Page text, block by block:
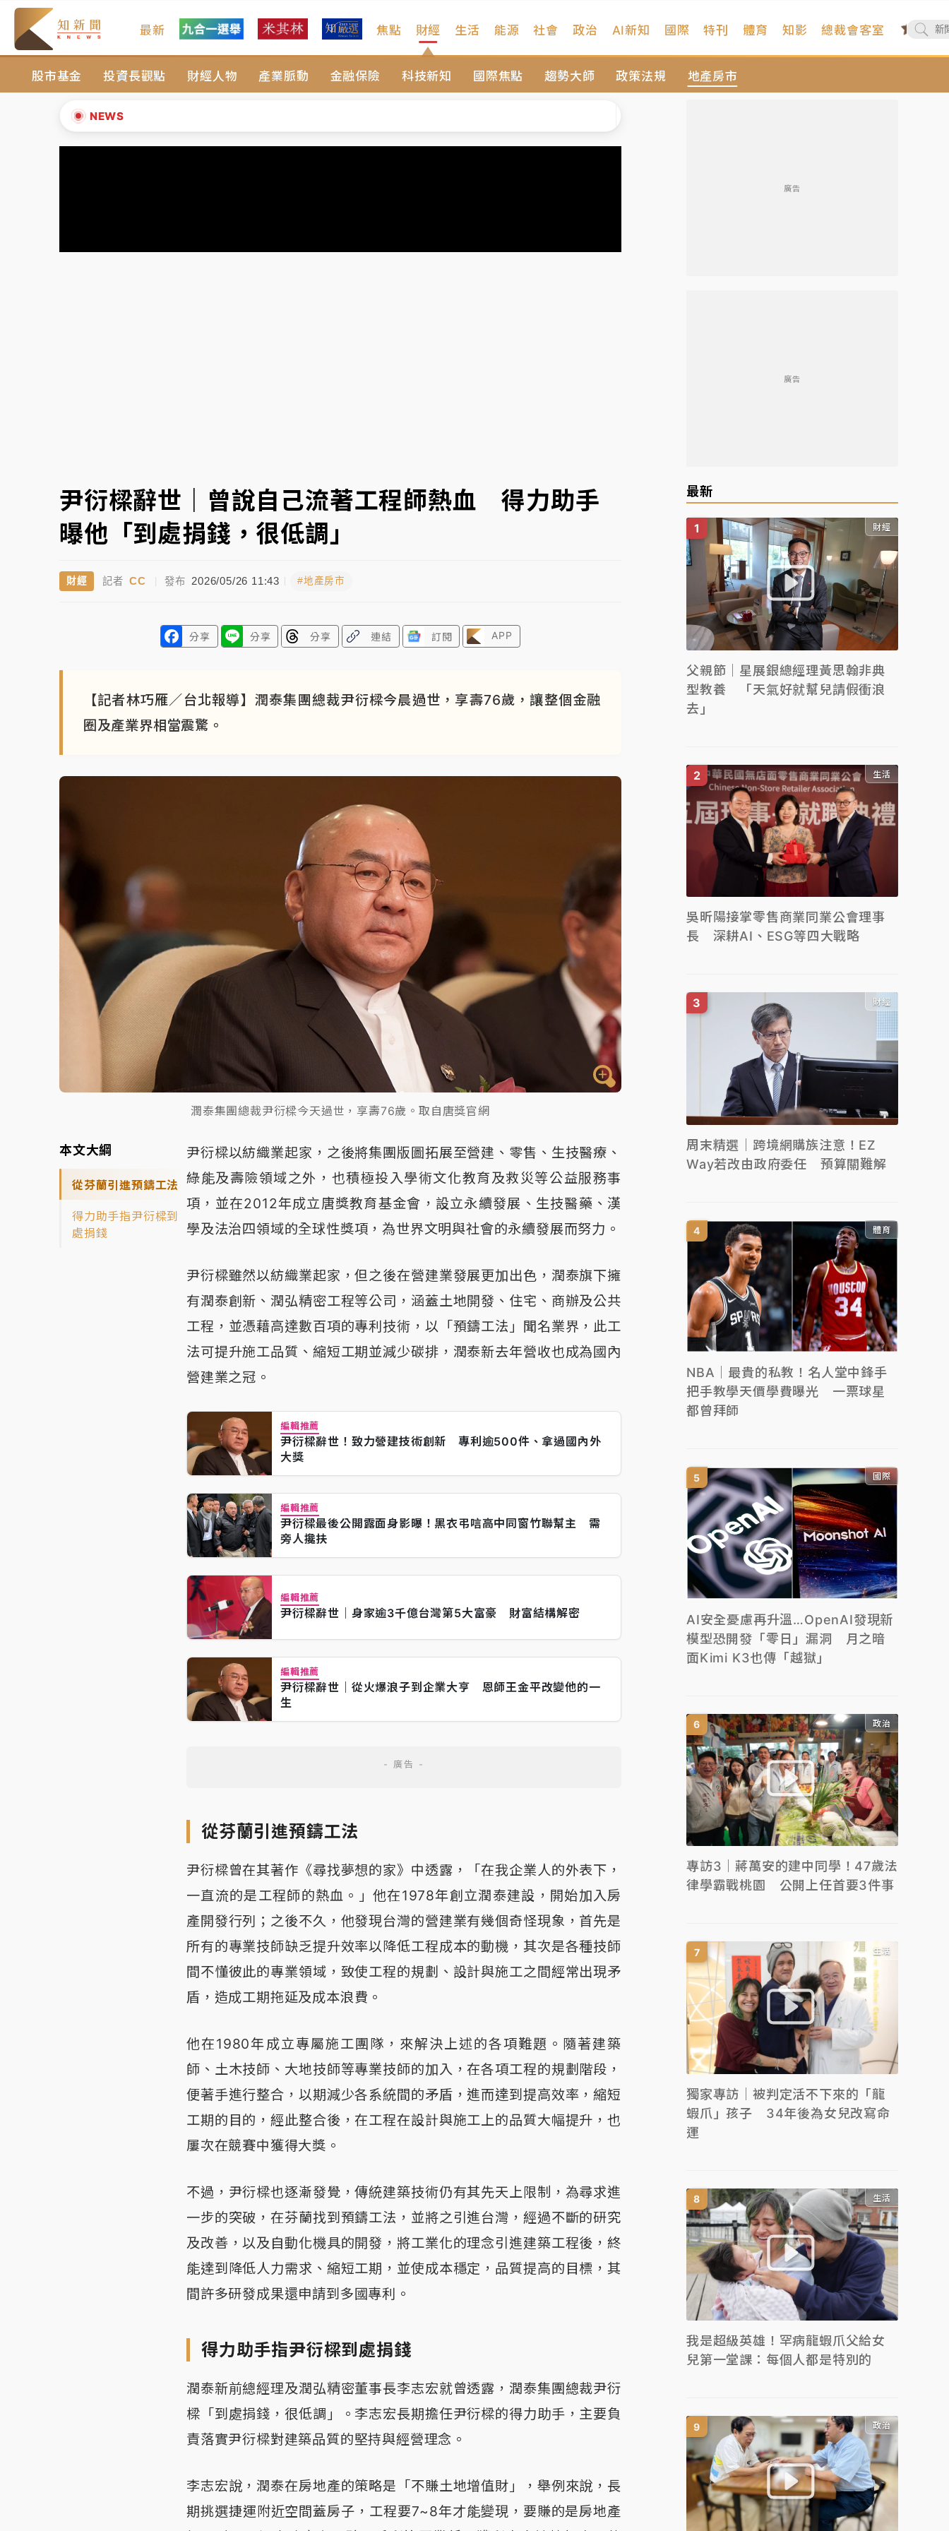
最新 焦點 財經
股市基金 投資長觀點 財經人物 產業脈動 金融保險 科技新知 國際焦點 趨勢大師 政策法規 地產房市
生活 能源 社會 政治 AI新知 國際 特刊 體育 知影 總裁會客室
NEWS
中颱白海豚環流掠北海！今明防劇烈降雨 東部高溫飆38度
周末精選｜
本周爆款短影音｜ 柯文哲帶電子手鐶拄拐杖現身／周玉蔻蔡玉真開撕爆料
尹衍樑辭世｜曾說自己流著工程師熱血 得力助手
曝他「到處捐錢，很低調」
財經 記者 CC 發布 2026/05/26 11:43 #地產房市
分享 分享 分享 連結 訂閱 APP
【記者林巧雁／台北報導】潤泰集團總裁尹衍樑今晨過世，享壽76歲，讓整個金融
圈及產業界相當震驚。
潤泰集團總裁尹衍樑今天過世，享壽76歲。取自唐獎官網
本文大綱
從芬蘭引進預鑄工法
得力助手指尹衍樑到
處捐錢
尹衍樑以紡織業起家，之後將集團版圖拓展至營建、零售、生技醫療、
綠能及壽險領域之外，也積極投入學術文化教育及救災等公益服務事
項，並在2012年成立唐獎教育基金會，設立永續發展、生技醫藥、漢
學及法治四領域的全球性獎項，為世界文明與社會的永續發展而努力。
尹衍樑雖然以紡織業起家，但之後在營建業發展更加出色，潤泰旗下擁
有潤泰創新、潤弘精密工程等公司，涵蓋土地開發、住宅、商辦及公共
工程，並憑藉高達數百項的專利技術，以「預鑄工法」聞名業界，此工
法可提升施工品質、縮短工期並減少碳排，潤泰新去年營收也成為國內
營建業之冠。
編輯推薦
尹衍樑辭世！致力營建技術創新 專利逾500件、拿過國內外
大獎
編輯推薦
尹衍樑最後公開露面身影曝！黑衣弔唁高中同窗竹聯幫主 需
旁人攙扶
編輯推薦
尹衍樑辭世｜身家逾3千億台灣第5大富豪 財富結構解密
編輯推薦
尹衍樑辭世｜從火爆浪子到企業大亨 恩師王金平改變他的一
生
從芬蘭引進預鑄工法
尹衍樑曾在其著作《尋找夢想的家》中透露，「在我企業人的外表下，
一直流的是工程師的熱血。」他在1978年創立潤泰建設，開始加入房
產開發行列；之後不久，他發現台灣的營建業有幾個奇怪現象，首先是
所有的專業技師缺乏提升效率以降低工程成本的動機，其次是各種技師
間不懂彼此的專業領域，致使工程的規劃、設計與施工之間經常出現矛
盾，造成工期拖延及成本浪費。
他在1980年成立專屬施工團隊，來解決上述的各項難題。隨著建築
師、土木技師、大地技師等專業技師的加入，在各項工程的規劃階段，
便著手進行整合，以期減少各系統間的矛盾，進而達到提高效率，縮短
工期的目的，經此整合後，在工程在設計與施工上的品質大幅提升，也
屢次在競賽中獲得大獎。
不過，尹衍樑也逐漸發覺，傳統建築技術仍有其先天上限制，為尋求進
一步的突破，在芬蘭找到預鑄工法，並將之引進台灣，經過不斷的研究
及改善，以及自動化機具的開發，將工業化的理念引進建築工程後，終
能達到降低人力需求、縮短工期，並使成本穩定，品質提高的目標，其
間許多研發成果還申請到多國專利。
得力助手指尹衍樑到處捐錢
潤泰新前總經理及潤弘精密董事長李志宏就曾透露，潤泰集團總裁尹衍
樑「到處捐錢，很低調」。李志宏長期擔任尹衍樑的得力助手，主要負
責落實尹衍樑對建築品質的堅持與經營理念。
李志宏說，潤泰在房地產的策略是「不賺土地增值財」，舉例來說，長
期挑選捷運附近空間蓋房子，工程要7~8年才能變現，要賺的是房地產
廣告
廣告
最新
財經
父親節｜星展銀總經理黃思翰非典
型教養 「天氣好就幫兒請假衝浪
去」
生活
吳昕陽接掌零售商業同業公會理事
長 深耕AI、ESG等四大戰略
財經
周末精選｜跨境網購族注意！EZ
Way若改由政府委任 預算關難解
體育
NBA｜最貴的私教！名人堂中鋒手
把手教學天價學費曝光 一票球星
都曾拜師
國際
AI安全憂慮再升溫…OpenAI發現新
模型恐開發「零日」漏洞 月之暗
面Kimi K3也傳「越獄」
政治
專訪3｜蔣萬安的建中同學！47歲法
律學霸戰桃園 公開上任首要3件事
生活
獨家專訪｜被判定活不下來的「龍
蝦爪」孩子 34年後為女兒改寫命
運
生活
我是超級英雄！罕病龍蝦爪父給女
兒第一堂課：每個人都是特別的
政治